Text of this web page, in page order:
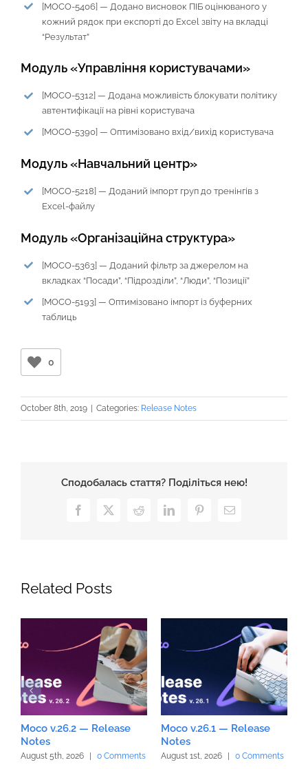
[MOCO-5406] — Додано висновок ПІБ оцінюваного у
кожний рядок при експорті до Excel звіту на вкладці
“Результат”
Модуль «Управління користувачами»
[MOCO-5312] — Додана можливість блокувати політику
автентифікації на рівні користувача
[MOCO-5390] — Оптимізовано вхід/вихід користувача
Модуль «Навчальний центр»
[MOCO-5218] — Доданий імпорт груп до тренінгів з
Excel-файлу
Модуль «Організаційна структура»
[MOCO-5363] — Доданий фільтр за джерелом на
вкладках “Посади”, “Підрозділи”, “Люди”, “Позиції”
[MOCO-5193] — Оптимізовано імпорт із буферних
таблиць
0
October 8th, 2019 Categories: Release Notes
Сподобалась стаття? Поділіться нею!
Facebook
X RedditLinkedInPinterestEmail
Related Posts
Moco v.26.2 — Release
Notes
August 5th, 2026 0 Comments
Moco v.26.1 — Release
Notes
August 1st, 2026 0 Comments